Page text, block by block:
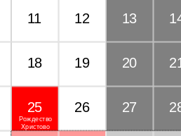
11 12 13
18 19 20
Рождество
Христово
25 26 27